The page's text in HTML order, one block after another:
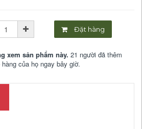
Đặt hàng
xem sản phẩm này. 21 người đã thêm
của họ ngay bây giờ.